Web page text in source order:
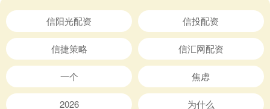
信阳光配资 信投配资
信捷策略 信汇网配资
一个 焦虑
2026 为什么